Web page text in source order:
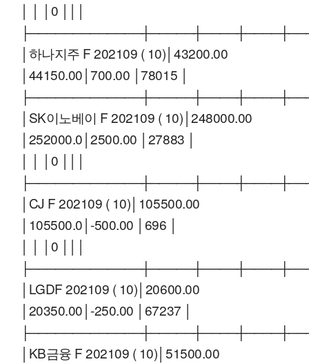
│ │ │0 │││
│하나지주 F 202109 ( 10)│43200.00
│44150.00│700.00 │78015 │
│SK이노베이 F 202109 ( 10)│248000.00
│252000.0│2500.00 │27883 │
│ │ │0 │││
│CJ F 202109 ( 10)│105500.00
│105500.0│-500.00 │696 │
│ │ │0 │││
│LGDF 202109 ( 10)│20600.00
│20350.00│-250.00 │67237 │
│KB금융 F 202109 ( 10)│51500.00